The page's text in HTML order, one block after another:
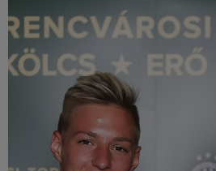
Jegyek
FM YouTube +
Hírek